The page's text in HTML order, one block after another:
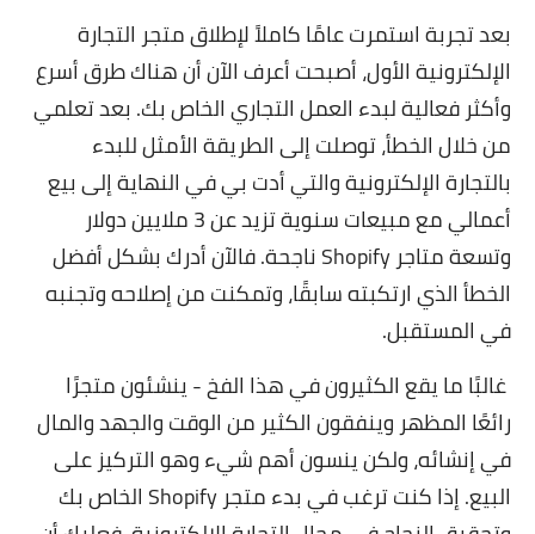
بعد تجربة استمرت عامًا كاملاً لإطلاق متجر التجارة
الإلكترونية الأول، أصبحت أعرف الآن أن هناك طرق أسرع
وأكثر فعالية لبدء العمل التجاري الخاص بك. بعد تعلمي
من خلال الخطأ، توصلت إلى الطريقة الأمثل للبدء
بالتجارة الإلكترونية والتي أدت بي في النهاية إلى بيع
أعمالي مع مبيعات سنوية تزيد عن 3 ملايين دولار
وتسعة متاجر Shopify ناجحة. فالآن أدرك بشكل أفضل
الخطأ الذي ارتكبته سابقًا، وتمكنت من إصلاحه وتجنبه
في المستقبل.
غالبًا ما يقع الكثيرون في هذا الفخ - ينشئون متجرًا
رائعًا المظهر وينفقون الكثير من الوقت والجهد والمال
في إنشائه، ولكن ينسون أهم شيء وهو التركيز على
البيع. إذا كنت ترغب في بدء متجر Shopify الخاص بك